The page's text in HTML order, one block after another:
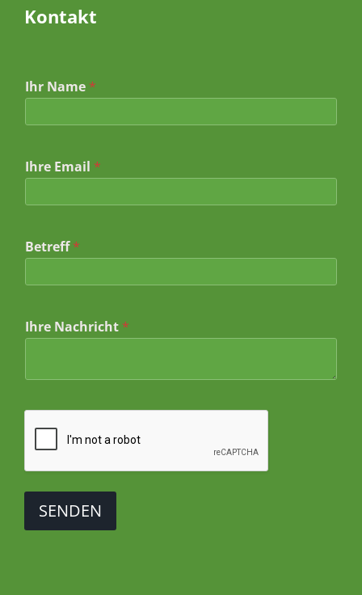
Kontakt
Ihr Name *
I
h
r
h
r
Ihre Email *
Betreff*
Ihre Nachricht *
SENDEN